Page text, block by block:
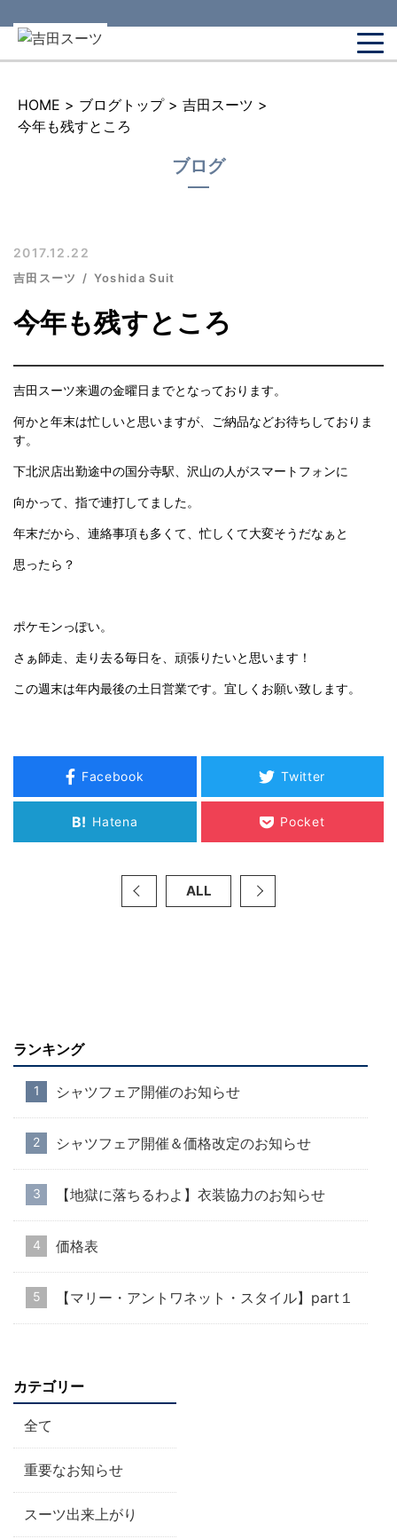
HOME > ブログトップ > 吉田スーツ >
今年も残すところ
ブログ
2017.12.22
吉田スーツ Yoshida Suit
今年も残すところ
吉田スーツ来週の金曜日までとなっております。
何かと年末は忙しいと思いますが、ご納品などお待ちしておりま
す。
下北沢店出勤途中の国分寺駅、沢山の人がスマートフォンに
向かって、指で連打してました。
年末だから、連絡事項も多くて、忙しくて大変そうだなぁと
思ったら？
ポケモンっぽい。
さぁ師走、走り去る毎日を、頑張りたいと思います！
この週末は年内最後の土日営業です。宜しくお願い致します。
Facebook Twitter
B! Hatena Pocket
ALL
ランキング
シャツフェア開催のお知らせ
シャツフェア開催＆価格改定のお知らせ
【地獄に落ちるわよ】衣装協力のお知らせ
価格表
【マリー・アントワネット・スタイル】part１
カテゴリー
全て
重要なお知らせ
スーツ出来上がり